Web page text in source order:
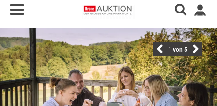
1 von 5